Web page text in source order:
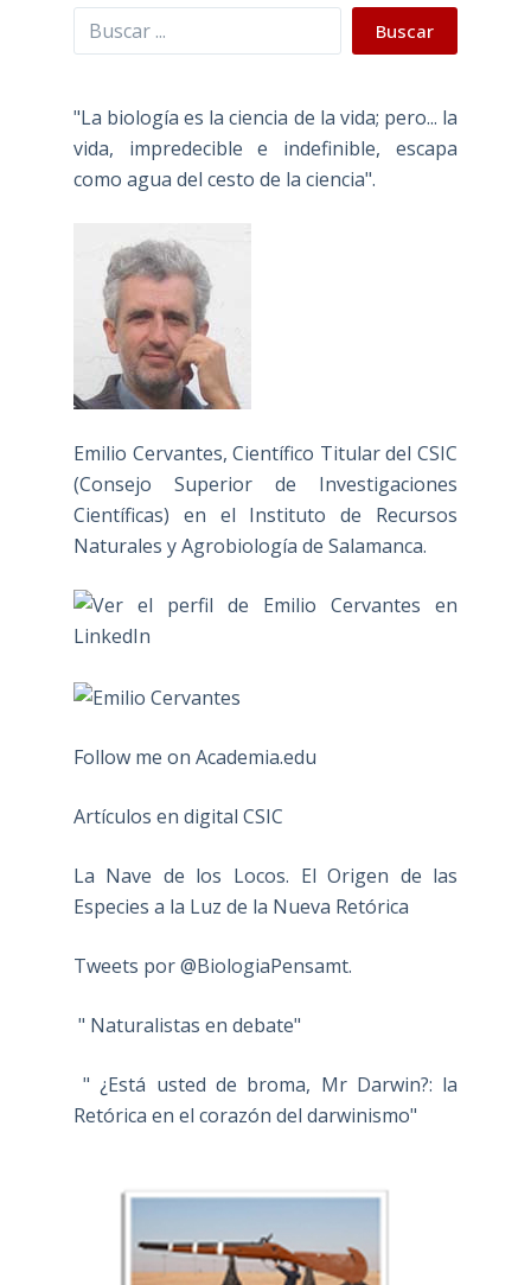
Buscar Buscar
"La biología es la ciencia de la vida; pero... la
vida, impredecible e indefinible, escapa
como agua del cesto de la ciencia".
Emilio Cervantes, Científico Titular del CSIC
(Consejo Superior de Investigaciones
Científicas) en el Instituto de Recursos
Naturales y Agrobiología de Salamanca.
Follow me on Academia.edu
Artículos en digital CSIC
La Nave de los Locos. El Origen de las
Especies a la Luz de la Nueva Retórica
Tweets por @BiologiaPensamt.
" Naturalistas en debate"
" ¿Está usted de broma, Mr Darwin?: la
Retórica en el corazón del darwinismo"